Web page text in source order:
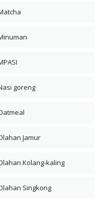
goreng
Jamur
Kolang-kaling
Singkong